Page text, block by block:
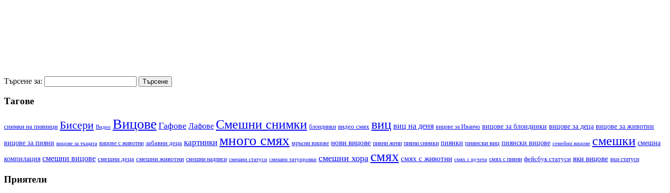
Търсене за:
Тагове
cнимки на пияници Бисери Видео Вицове Гафове Лафове Смешни снимки блондинки видео смях виц виц на деня вицове за Иванчо вицове за блондинки вицове за деца вицове за животни
вицове за пияни вицове за тъщата вицове с животни забавни деца картинки много смях мръсни вицове нови вицове пияни жени пияни снимки пиянки пиянски виц пиянски вицове семейни вицове смешки смешна
компилация смешни вицове смешни деца смешни животни смешни надписи смешни статуси смешни татуировки смешни хора смях смях с животни смях с кучета смях с пияни фейсбук статуси яки вицове яки статуси
Приятели